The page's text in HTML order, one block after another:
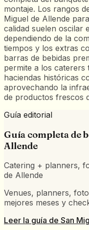
montaje. Los rangos
Miguel de Allende
calidad suelen oscilar
dependiendo de la
tiempos y los extras
barras de bebidas
permite a los caterers
haciendas históricas
aprovechando la
de productos frescos
Guía editorial
Guía completa de
Allende
Catering + planners,
de Allende
Venues, planners,
mejores meses y
Leer la guía de San